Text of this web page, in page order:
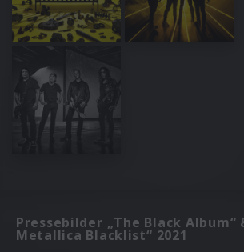
Pressebilder „The Black Album“
Metallica Blacklist“ 2021